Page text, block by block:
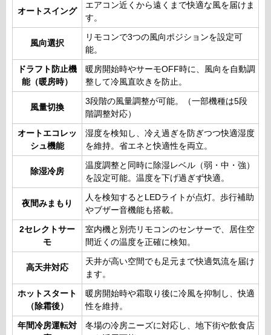
オートスイング
エアコン近くから遠くまで快適な風を届けま
す。
風向選択
リモコンで3つの風向ポジションを設定可
能。
ドラフト防止機
能（暖房時）
暖房開始時やサーモOFF時に、風向を自動調
整して冷風直吹きを防止。
風量切換
3段階の風量調整が可能。（一部機種は5段
階調整対応）
オートエコレッ
シュ機能
湿度を検知し、冷え過ぎを防ぎつつ快適湿度
を維持。省エネと快適性を両立。
除湿冷房
温度調整と同時に除湿レベル（弱・中・強）
を設定可能。温度を下げ過ぎず快適。
夜間みまもり
人を検知するとLEDライトが点灯。歩行補助
やブザー音機能も搭載。
2セレクトサー
モ
室内機と別売リモコンのセンサーで、居住空
間近くの温度を正確に検知。
高天井対応
天井が高い空間でも足元まで快適気流を届け
ます。
ホットスタート
（除霜後）
暖房開始時や霜取り後に冷風を抑制し、快適
性を維持。
年間冷房運転対
冬場の冷房ニーズに対応し、地下街や飲食店